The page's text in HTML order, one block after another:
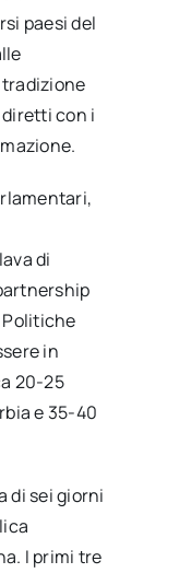
paesi del
con i
di
Politiche
in
20-25
e 35-40
di sei giorni
I primi tre